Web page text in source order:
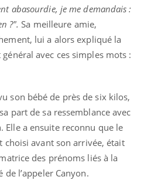
abasourdie, je me demandais :
?".Sa meilleure amie,
lui a alors expliqué la
avec ces simples mots :
son bébé de près de six kilos,
part de sa ressemblance avec
a ensuite reconnu que le
choisi avant son arrivée, était
des prénoms liés à la
l’appeler Canyon.